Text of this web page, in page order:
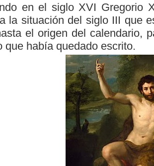
en el siglo XVI Gregorio
la situación del siglo III que
el origen del calendario,
que había quedado escrito.